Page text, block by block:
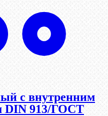
с внутренним
DIN 913/ГОСТ